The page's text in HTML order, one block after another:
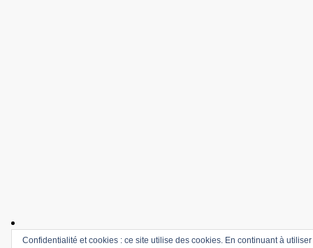
Confidentialité et cookies : ce site utilise des cookies. En continuant à